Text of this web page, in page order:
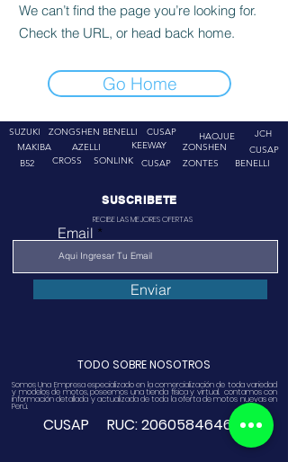
We can’t find the page you’re looking for.
Check the URL, or head back home.
Go Home
SUZUKI
ZONGSHEN
MAKIBA
AZELLI
BENELLI
CUSAP
KEEWAY
B52
CROSS SONLINK CUSAP
HAOJUE
JCH
ZONSHEN
ZONTES
CUSAP
BENELLI
SUSCRIBETE
RECIBE LAS MEJORES OFERTAS
Email
Enviar
TODO SOBRE NOSOTROS
Somos Una Empresa especializado en la comercialización de toda variedad
y modelos de motos, poseemos una tienda física y virtual. contamos con
información detallada y actualizada de toda la oferta de motos nuevas en
Perú.
CUSAP RUC:20605846468